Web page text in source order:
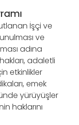
İşçi ve
ve
adına
adaletli
etkinlikler
emek
yürüyüşler
haklarını